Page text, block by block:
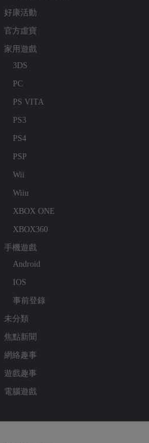
好康活動
官方虛寶
家用遊戲
3DS
PC
PS VITA
PS3
PS4
PSP
Wii
Wiiu
XBOX ONE
XBOX360
手機遊戲
Android
IOS
事前登錄
未分類
焦點新聞
網絡趣事
遊戲趣事
電腦遊戲